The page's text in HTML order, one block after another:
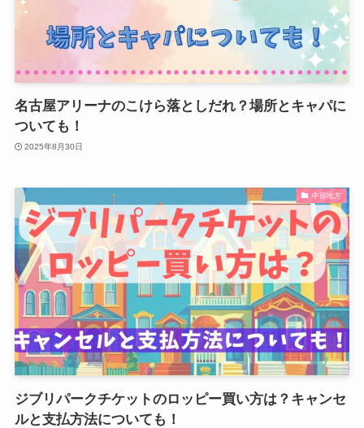
名古屋アリーナのこけら落としだれ？場所とキャパに
ついても！
2025年8月30日
中部地方
ジブリパークチケットのロッピー買い方は？キャンセ
ルと支払方法についても！